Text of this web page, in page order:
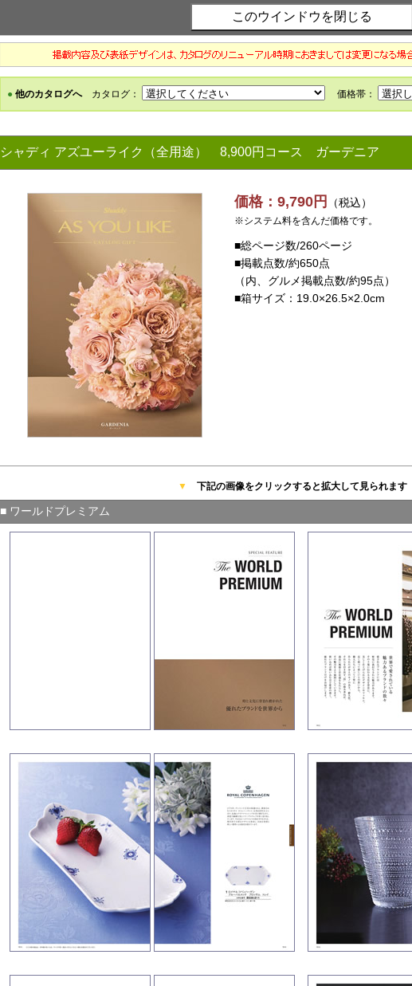
シャディ アズユーライク（全用途） 8,900円コース ガーデニア
価格：9,790円 （税込）
※システム料を含んだ価格です。
■総ページ数/260ページ
■掲載点数/約650点
（内、グルメ掲載点数/約95点）
■箱サイズ：19.0×26.5×2.0cm
▼ 下記の画像をクリックすると拡大して見られます
■ ワールドプレミアム